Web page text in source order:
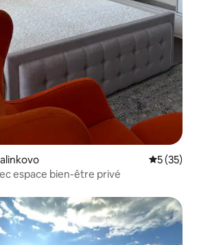
5 (35)
espace bien-être privé